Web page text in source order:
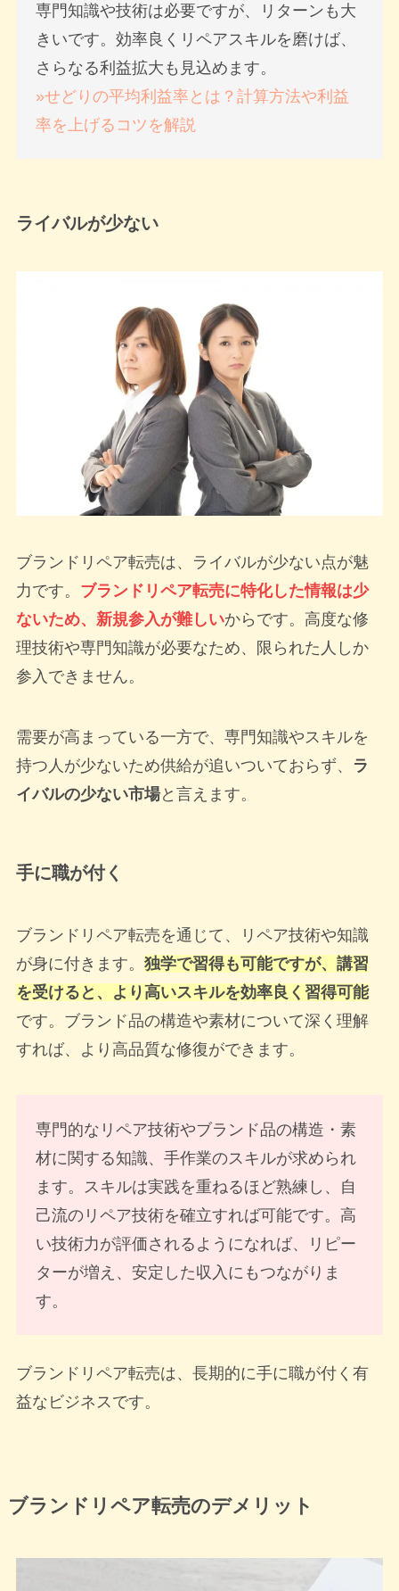
専門知識や技術は必要ですが、リターンも大
きいです。効率良くリペアスキルを磨けば、
さらなる利益拡大も見込めます。
»せどりの平均利益率とは？計算方法や利益
率を上げるコツを解説
ライバルが少ない
ブランドリペア転売は、ライバルが少ない点が魅
力です。 ブランドリペア転売に特化した情報は少
ないため、新規参入が難しいからです。高度な修
理技術や専門知識が必要なため、限られた人しか
参入できません。
需要が高まっている一方で、専門知識やスキルを
持つ人が少ないため供給が追いついておらず、
ラ
イバルの少ない市場と言えます。
手に職が付く
ブランドリペア転売を通じて、リペア技術や知識
が身に付きます。 独学で習得も可能ですが、講習
を受けると、より高いスキルを効率良く習得可能
です。ブランド品の構造や素材について深く理解
すれば、より高品質な修復ができます。
専門的なリペア技術やブランド品の構造・素
材に関する知識、手作業のスキルが求められ
ます。スキルは実践を重ねるほど熟練し、自
己流のリペア技術を確立すれば可能です。高
い技術力が評価されるようになれば、リピー
ターが増え、安定した収入にもつながりま
す。
ブランドリペア転売は、長期的に手に職が付く有
益なビジネスです。
ブランドリペア転売のデメリット